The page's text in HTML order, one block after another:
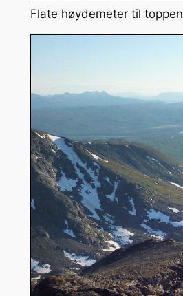
Flate høydemeter til toppen